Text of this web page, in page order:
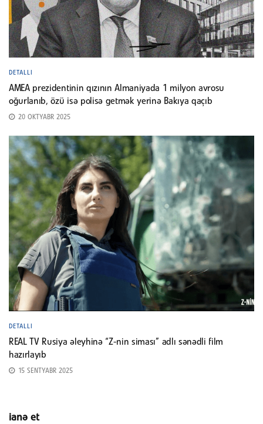
DETALLI
AMEA prezidentinin qızının Almaniyada 1 milyon avrosu
oğurlanıb, özü isə polisə getmək yerinə Bakıya qaçıb
20 OKTYABR 2025
DETALLI
REAL TV Rusiya əleyhinə “Z-nin siması” adlı sənədli film
hazırlayıb
15 SENTYABR 2025
ianə et